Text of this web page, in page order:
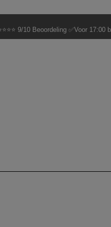
9/10 Beoordeling ✅Voor